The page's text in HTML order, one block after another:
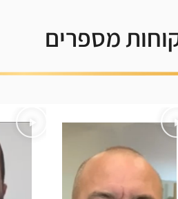
מספרים